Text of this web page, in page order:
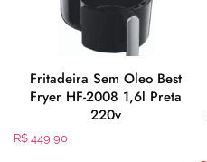
Fritadeira Sem Oleo Best
Fryer HF-2008 1,6l Preta
220v
R$ 449,90